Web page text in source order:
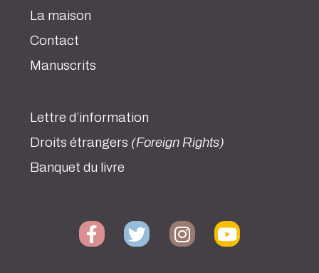
La maison
Contact
Manuscrits
Lettre d’information
Droits étrangers (Foreign Rights)
Banquet du livre